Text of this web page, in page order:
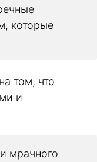
которые
том, что
и
мрачного